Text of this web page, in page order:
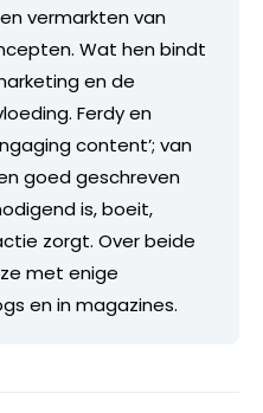
vermarkten van
Wat hen bindt
en de
Ferdy en
content’; van
goed geschreven
is, boeit,
zorgt. Over beide
met enige
en in magazines.